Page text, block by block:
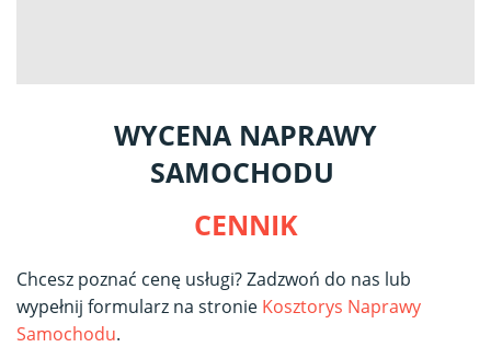
WYCENA NAPRAWY
SAMOCHODU
CENNIK
Chcesz poznać cenę usługi? Zadzwoń do nas lub
wypełnij formularz na stronie Kosztorys Naprawy
Samochodu.